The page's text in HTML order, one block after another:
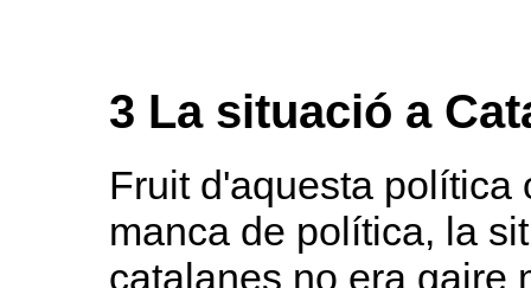
3 La situació a
Fruit d'aquesta política
manca de política, la
catalanes no era gaire